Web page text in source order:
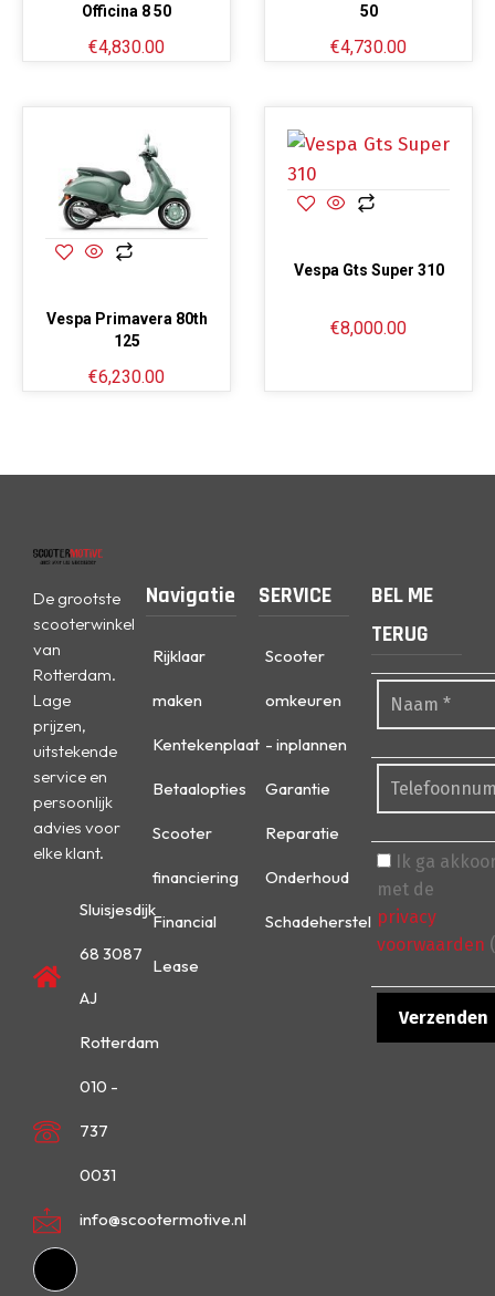
Officina 8 50
€4,830.00
50
€4,730.00
Vespa Primavera 80th
125
€6,230.00
Vespa Gts Super 310
€8,000.00
De grootste
scooterwinkel
van
Rotterdam.
Lage
prijzen,
uitstekende
service en
persoonlijk
advies voor
elke klant.
Sluisjesdijk
68 3087
AJ
Rotterdam
010 -
737
0031
info@scootermotive.nl
Navigatie
Rijklaar
maken
Kentekenplaat
Betaalopties
Scooter
financiering
Financial
Lease
SERVICE
Scooter
omkeuren
- inplannen
Garantie
Reparatie
Onderhoud
Schadeherstel
BEL ME
TERUG
Ik ga
met de
privacy
voorwaarden